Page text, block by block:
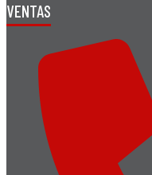
VENTAS